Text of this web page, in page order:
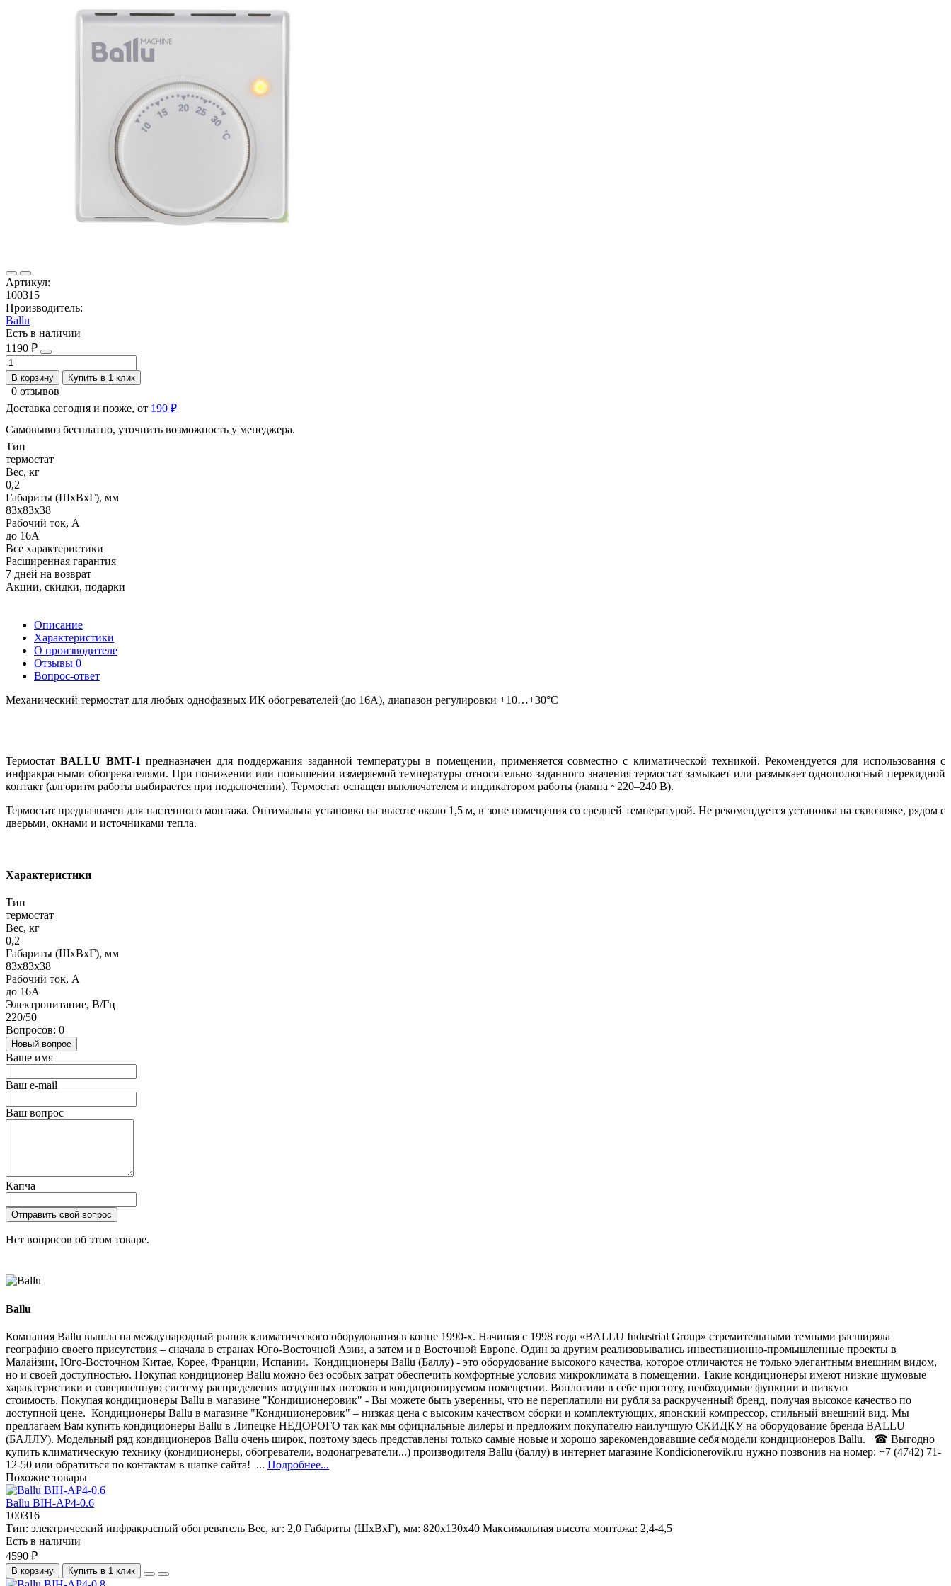
Артикул:
100315
Производитель:
Ballu
Есть в наличии
1190 ₽
В корзину Купить в 1 клик
0 отзывов
Доставка сегодня и позже, от 190 ₽
Самовывоз бесплатно, уточнить возможность у менеджера.
Тип
термостат
Вес, кг
0,2
Габариты (ШхВхГ), мм
83х83х38
Рабочий ток, А
до 16А
Все характеристики
Расширенная гарантия
7 дней на возврат
Акции, скидки, подарки
Описание
Характеристики
О производителе
Отзывы 0
Вопрос-ответ
Механический термостат для любых однофазных ИК обогревателей (до 16А), диапазон регулировки +10…+30°С
ТермостатBALLU BMT-1 предназначен для поддержания заданной температуры в помещении, применяется совместно с климатической техникой. Рекомендуется для использования с
инфракрасными обогревателями. При понижении или повышении измеряемой температуры относительно заданного значения термостат замыкает или размыкает однополюсный перекидной
контакт (алгоритм работы выбирается при подключении). Термостат оснащен выключателем и индикатором работы (лампа ~220–240 В).
Термостат предназначен для настенного монтажа. Оптимальна установка на высоте около 1,5 м, в зоне помещения со средней температурой. Не рекомендуется установка на сквозняке, рядом с
дверьми, окнами и источниками тепла.
Характеристики
Тип
термостат
Вес, кг
0,2
Габариты (ШхВхГ), мм
83х83х38
Рабочий ток, А
до 16А
Электропитание, В/Гц
220/50
Вопросов: 0
Новый вопрос
Ваше имя
Ваш e-mail
Ваш вопрос
Капча
Отправить свой вопрос
Нет вопросов об этом товаре.
Ballu
Компания Ballu вышла на международный рынок климатического оборудования в конце 1990-х. Начиная с 1998 года «BALLU Industrial Group» стремительными темпами расширяла
географию своего присутствия – сначала в странах Юго-Восточной Азии, а затем и в Восточной Европе. Один за другим реализовывались инвестиционно-промышленные проекты в
Малайзии, Юго-Восточном Китае, Корее, Франции, Испании. Кондиционеры Ballu (Баллу) - это оборудование высокого качества, которое отличаются не только элегантным внешним видом,
но и своей доступностью. Покупая кондиционер Ballu можно без особых затрат обеспечить комфортные условия микроклимата в помещении. Такие кондиционеры имеют низкие шумовые
характеристики и совершенную систему распределения воздушных потоков в кондиционируемом помещении. Воплотили в себе простоту, необходимые функции и низкую
стоимость. Покупая кондиционеры Ballu в магазине "Кондиционеровик" - Вы можете быть уверенны, что не переплатили ни рубля за раскрученный бренд, получая высокое качество по
доступной цене. Кондиционеры Ballu в магазине "Кондиционеровик" – низкая цена с высоким качеством сборки и комплектующих, японский компрессор, стильный внешний вид. Мы
предлагаем Вам купить кондиционеры Ballu в Липецке НЕДОРОГО так как мы официальные дилеры и предложим покупателю наилучшую СКИДКУ на оборудование бренда BALLU
(БАЛЛУ). Модельный ряд кондиционеров Ballu очень широк, поэтому здесь представлены только самые новые и хорошо зарекомендовавшие себя модели кондиционеров Ballu. ☎ Выгодно
купить климатическую технику (кондиционеры, обогреватели, водонагреватели...) производителя Ballu (баллу) в интернет магазине Kondicionerovik.ru нужно позвонив на номер: +7 (4742) 71-
12-50 или обратиться по контактам в шапке сайта! ... Подробнее...
Похожие товары
Ballu BIH-AP4-0.6
100316
Тип: электрический инфракрасный обогреватель Вес, кг: 2,0 Габариты (ШхВхГ), мм: 820х130x40 Максимальная высота монтажа: 2,4-4,5
Есть в наличии
4590 ₽
В корзину Купить в 1 клик